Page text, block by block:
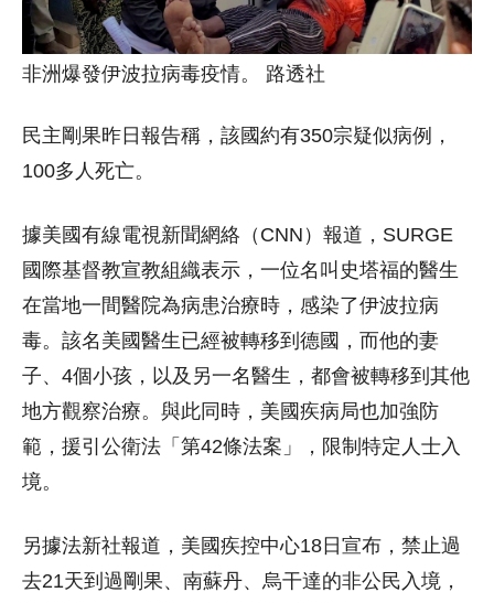
非洲爆發伊波拉病毒疫情。 路透社
民主剛果昨日報告稱，該國約有350宗疑似病例，
100多人死亡。
據美國有線電視新聞網絡（CNN）報道，SURGE
國際基督教宣教組織表示，一位名叫史塔福的醫生
在當地一間醫院為病患治療時，感染了伊波拉病
毒。該名美國醫生已經被轉移到德國，而他的妻
子、4個小孩，以及另一名醫生，都會被轉移到其他
地方觀察治療。與此同時，美國疾病局也加強防
範，援引公衛法「第42條法案」，限制特定人士入
境。
另據法新社報道，美國疾控中心18日宣布，禁止過
去21天到過剛果、南蘇丹、烏干達的非公民入境，